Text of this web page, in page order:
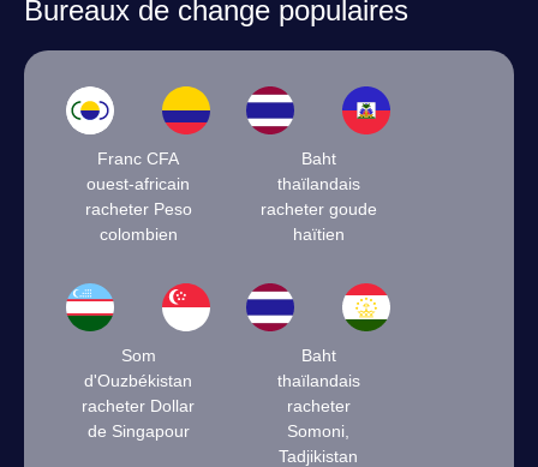
Bureaux de change populaires
Franc CFA
ouest-africain
racheter Peso
colombien
Baht
thaïlandais
racheter goude
haïtien
Som
d'Ouzbékistan
racheter Dollar
de Singapour
Baht
thaïlandais
racheter
Somoni,
Tadjikistan